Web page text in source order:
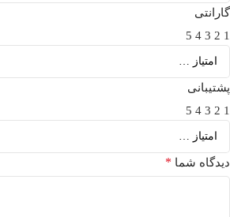
گارانتی
1
2
3
4
5
پشتیبانی
1
2
3
4
5
دیدگاه شما *